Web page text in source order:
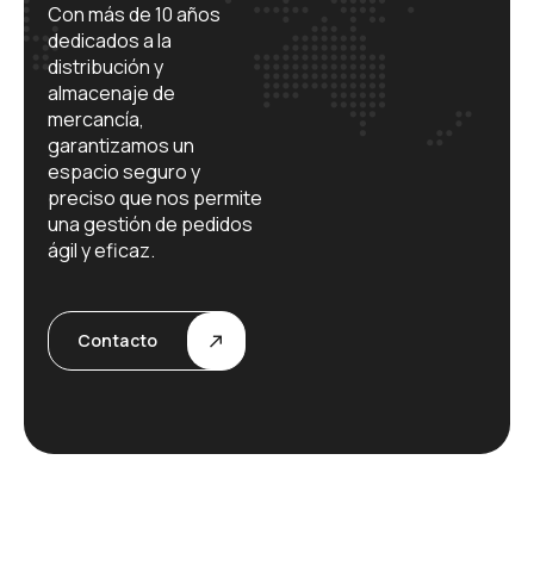
Con más de 10 años
dedicados a la
distribución y
almacenaje de
mercancía,
garantizamos un
espacio seguro y
preciso que nos permite
una gestión de pedidos
ágil y eficaz.
Contacto